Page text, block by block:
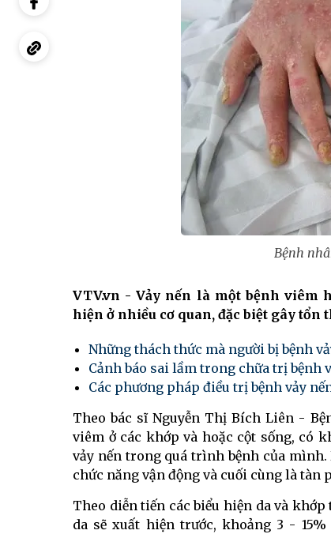
Bệnh
VTV.vn - Vảy nến là một bệnh viêm
hiện ở nhiều cơ quan, đặc biệt gây tổn
Những thách thức mà người bị bệnh
Cảnh báo sai lầm trong chữa trị bệnh
Các phương pháp điều trị bệnh vảy
Theo bác sĩ Nguyễn Thị Bích Liên -
viêm ở các khớp và hoặc cột sống, có
vảy nến trong quá trình bệnh của mình.
chức năng vận động và cuối cùng là tàn
Theo diễn tiến các biểu hiện da và
da sẽ xuất hiện trước, khoảng 3 -